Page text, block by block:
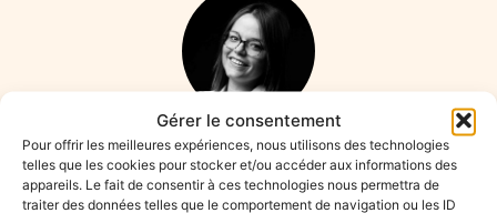
Gérer le consentement
Pour offrir les meilleures expériences, nous utilisons des technologies
telles que les cookies pour stocker et/ou accéder aux informations des
appareils. Le fait de consentir à ces technologies nous permettra de
traiter des données telles que le comportement de navigation ou les ID
Léonie HURTAUD
Responsable Administrative